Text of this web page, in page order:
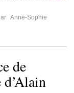
Anne-Sophie
de